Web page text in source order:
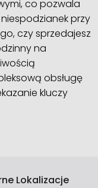
co pozwala
przy
czy sprzedajesz
na
obsługę
kluczy
Lokalizacje